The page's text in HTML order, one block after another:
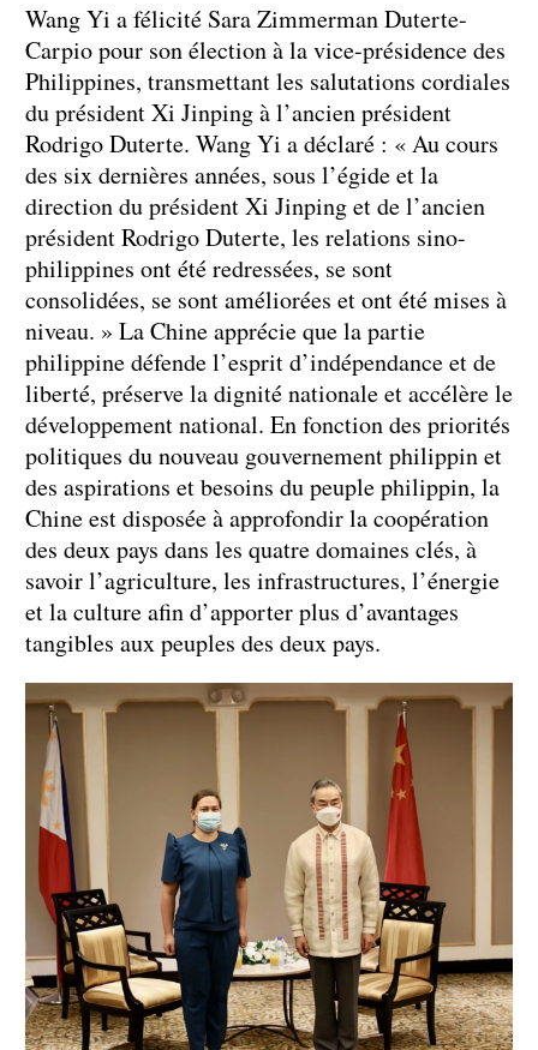
Wang Yi a félicité Sara Zimmerman Duterte-
Carpio pour son élection à la vice-présidence des
Philippines, transmettant les salutations cordiales
du président Xi Jinping à l’ancien président
Rodrigo Duterte. Wang Yi a déclaré : « Au cours
des six dernières années, sous l’égide et la
direction du président Xi Jinping et de l’ancien
président Rodrigo Duterte, les relations sino-
philippines ont été redressées, se sont
consolidées, se sont améliorées et ont été mises à
niveau. » La Chine apprécie que la partie
philippine défende l’esprit d’indépendance et de
liberté, préserve la dignité nationale et accélère le
développement national. En fonction des priorités
politiques du nouveau gouvernement philippin et
des aspirations et besoins du peuple philippin, la
Chine est disposée à approfondir la coopération
des deux pays dans les quatre domaines clés, à
savoir l’agriculture, les infrastructures, l’énergie
et la culture afin d’apporter plus d’avantages
tangibles aux peuples des deux pays.